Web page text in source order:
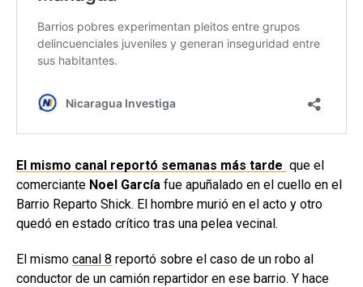
El mismo canal reportó semanas más tarde que el
comerciante Noel García fue apuñalado en el cuello en el
Barrio Reparto Shick. El hombre murió en el acto y otro
quedó en estado crítico tras una pelea vecinal.
El mismo canal 8 reportó sobre el caso de un robo al
conductor de un camión repartidor en ese barrio. Y hace